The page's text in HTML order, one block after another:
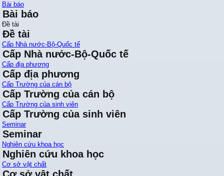
Bài báo
Bài báo
Đề tài
Đề tài
Cấp Nhà nước-Bộ-Quốc tế
Cấp Nhà nước-Bộ-Quốc tế
Cấp địa phương
Cấp địa phương
Cấp Trường của cán bộ
Cấp Trường của cán bộ
Cấp Trường của sinh viên
Cấp Trường của sinh viên
Seminar
Seminar
Nghiên cứu khoa học
Nghiên cứu khoa học
Cơ sở vật chất